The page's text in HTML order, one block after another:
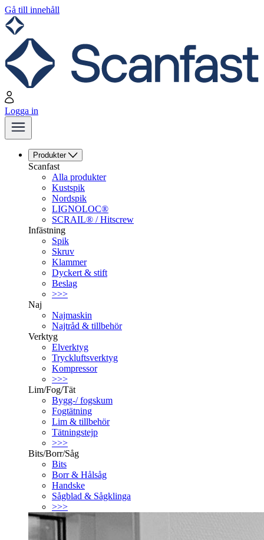
Gå till innehåll
Logga in
Produkter
Scanfast
Alla produkter
Kustspik
Nordspik
LIGNOLOC®
SCRAIL® / Hitscrew
Infästning
Spik
Skruv
Klammer
Dyckert & stift
Beslag
>>>
Naj
Najmaskin
Najtråd & tillbehör
Verktyg
Elverktyg
Tryckluftsverktyg
Kompressor
>>>
Lim/Fog/Tät
Bygg-/ fogskum
Fogtätning
Lim & tillbehör
Tätningstejp
>>>
Bits/Borr/Såg
Bits
Borr & Hålsåg
Handske
Sågblad & Sågklinga
>>>